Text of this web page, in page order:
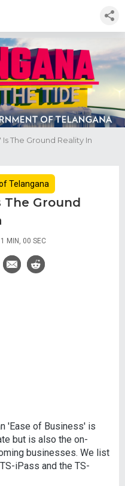
Is The Ground Reality In
Telangana
The Ground
MIN, 00 SEC
'Ease of Business' is
but is also the on-
businesses. We list
iPass and the TS-